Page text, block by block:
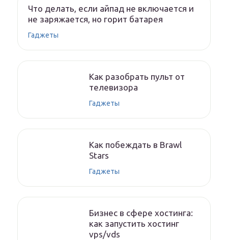
Что делать, если айпад не включается и
не заряжается, но горит батарея
Гаджеты
Как разобрать пульт от
телевизора
Гаджеты
Как побеждать в Brawl
Stars
Гаджеты
Бизнес в сфере хостинга:
как запустить хостинг
vps/vds